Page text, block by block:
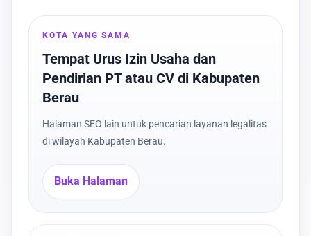
KOTA YANG SAMA
Tempat Urus Izin Usaha dan
Pendirian PT atau CV di Kabupaten
Berau
Halaman SEO lain untuk pencarian layanan legalitas
di wilayah Kabupaten Berau.
Buka Halaman